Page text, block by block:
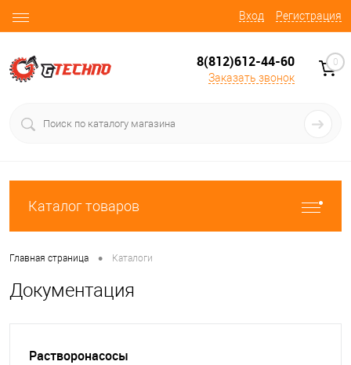
Вход Регистрация
8(812)612-44-60
Заказать звонок
0
Каталог товаров
Главная страница • Каталоги
Документация
Растворонасосы